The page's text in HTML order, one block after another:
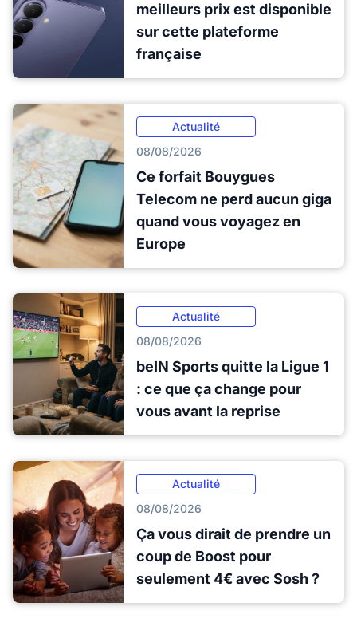
meilleurs prix est disponible
sur cette plateforme
française
Actualité
08/08/2026
Ce forfait Bouygues
Telecom ne perd aucun giga
quand vous voyagez en
Europe
Actualité
08/08/2026
beIN Sports quitte la Ligue 1
: ce que ça change pour
vous avant la reprise
Actualité
08/08/2026
Ça vous dirait de prendre un
coup de Boost pour
seulement 4€ avec Sosh ?